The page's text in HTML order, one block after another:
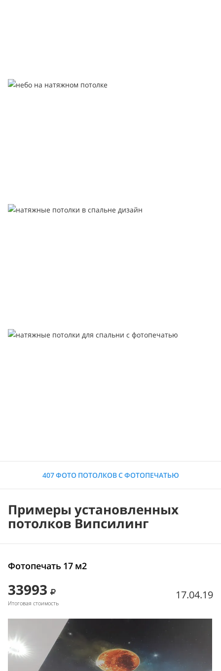
407 ФОТО ПОТОЛКОВ С ФОТОПЕЧАТЬЮ
Примеры установленных
потолков Випсилинг
Фотопечать 17 м2
33993
Итоговая стоимость
17.04.19